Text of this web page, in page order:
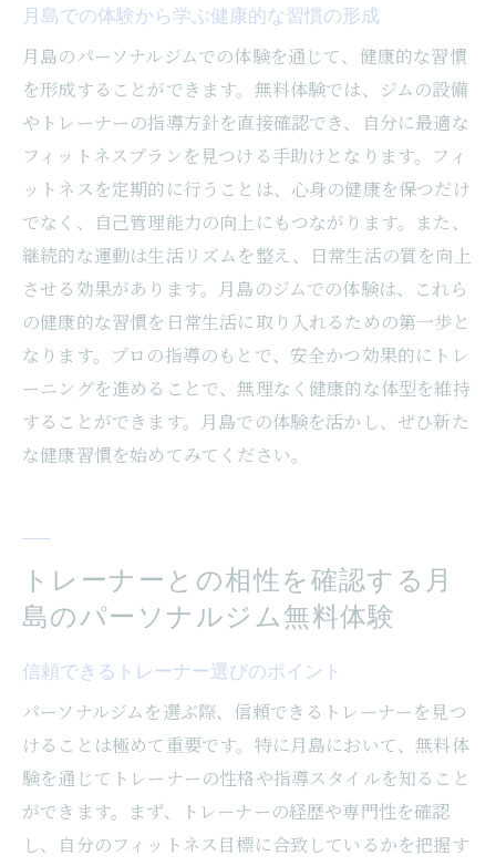
月島での体験から学ぶ健康的な習慣の形成
月島のパーソナルジムでの体験を通じて、健康的な習慣
を形成することができます。無料体験では、ジムの設備
やトレーナーの指導方針を直接確認でき、自分に最適な
フィットネスプランを見つける手助けとなります。フィ
ットネスを定期的に行うことは、心身の健康を保つだけ
でなく、自己管理能力の向上にもつながります。また、
継続的な運動は生活リズムを整え、日常生活の質を向上
させる効果があります。月島のジムでの体験は、これら
の健康的な習慣を日常生活に取り入れるための第一歩と
なります。プロの指導のもとで、安全かつ効果的にトレ
ーニングを進めることで、無理なく健康的な体型を維持
することができます。月島での体験を活かし、ぜひ新た
な健康習慣を始めてみてください。
トレーナーとの相性を確認する月
島のパーソナルジム無料体験
信頼できるトレーナー選びのポイント
パーソナルジムを選ぶ際、信頼できるトレーナーを見つ
けることは極めて重要です。特に月島において、無料体
験を通じてトレーナーの性格や指導スタイルを知ること
ができます。まず、トレーナーの経歴や専門性を確認
し、自分のフィットネス目標に合致しているかを把握す